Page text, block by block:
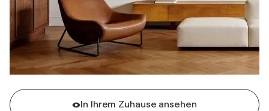
In Ihrem Zuhause ansehen